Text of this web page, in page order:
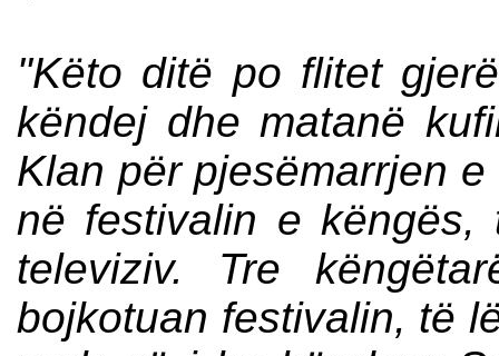
"Këto ditë po flitet
këndej dhe matanë
Klan për pjesëmarrjen
në festivalin e këngës,
televiziv. Tre
bojkotuan festivalin, të